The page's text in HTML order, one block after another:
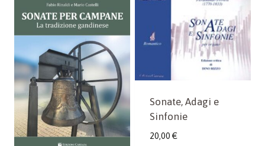
Sonate, Adagi e
Sinfonie
20,00 €